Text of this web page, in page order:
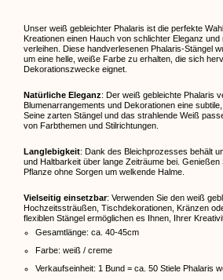
Unser weiß gebleichter Phalaris ist die perfekte
Kreationen einen Hauch von schlichter Eleganz
verleihen. Diese handverlesenen Phalaris-Stängel
um eine helle, weiße Farbe zu erhalten, die sich
Dekorationszwecke eignet.
Natürliche Eleganz: Der weiß gebleichte Phalaris
Blumenarrangements und Dekorationen eine subtile,
Seine zarten Stängel und das strahlende Weiß
von Farbthemen und Stilrichtungen.
Langlebigkeit: Dank des Bleichprozesses behält
und Haltbarkeit über lange Zeiträume bei. Genießen
Pflanze ohne Sorgen um welkende Halme.
Vielseitig einsetzbar: Verwenden Sie den weiß
Hochzeitssträußen, Tischdekorationen, Kränzen
flexiblen Stängel ermöglichen es Ihnen, Ihrer
Gesamtlänge: ca. 40-45cm
Farbe: weiß / creme
Verkaufseinheit: 1 Bund = ca. 50 Stiele Phalaris